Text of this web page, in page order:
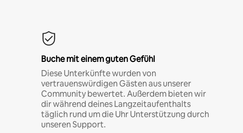
Buche mit einem guten Gefühl
Diese Unterkünfte wurden von
vertrauenswürdigen Gästen aus unserer
Community bewertet. Außerdem bieten wir
dir während deines Langzeitaufenthalts
täglich rund um die Uhr Unterstützung durch
unseren Support.